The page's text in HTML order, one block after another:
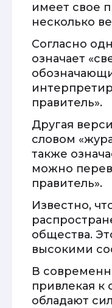
имеет свое
несколько
Согласно
означает
правитель».
Другая
словом
также
можно
правитель».
Известно,
общества.
высокими
В
привлекая
обладают